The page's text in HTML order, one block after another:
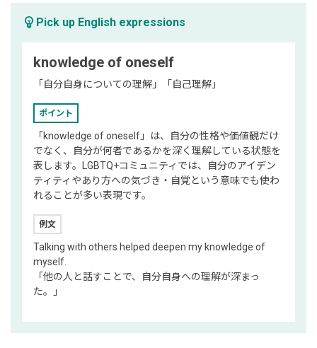
emoji_objects Pick up English expressions
knowledge of oneself
「自分自身についての理解」「自己理解」
ポイント
「knowledge of oneself」は、自分の性格や価値観だけ
でなく、自分が何者であるかを深く理解している状態を
表します。LGBTQ+コミュニティでは、自分のアイデン
ティティやあり方への気づき・自覚という意味でも使わ
れることが多い表現です。
例文
Talking with others helped deepen my knowledge of
myself.
「他の人と話すことで、自分自身への理解が深まっ
た。」